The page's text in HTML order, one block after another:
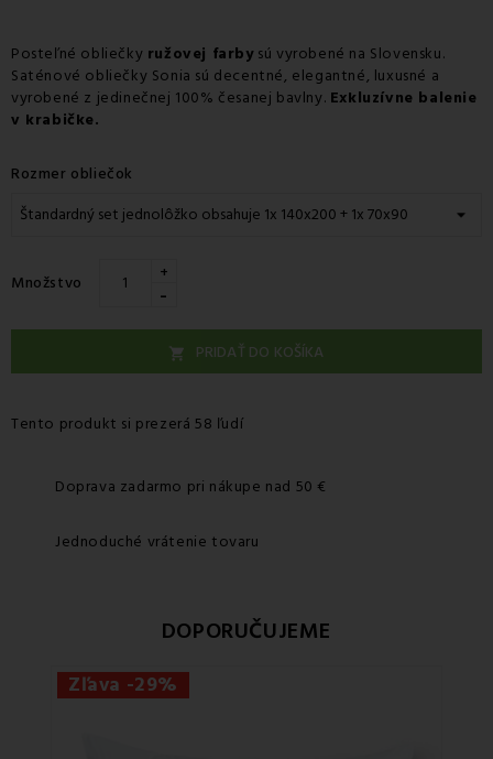
Pondelok 10.08 -Osobný odber v odbernom mieste
GLS
Posteľné obliečky ružovej farbysú vyrobené na Slovensku.
Saténové obliečky Sonia sú decentné, elegantné, luxusné a
vyrobené z jedinečnej 100% česanej bavlny. Exkluzívne balenie
v krabičke.
Rozmer obliečok
Množstvo +
-
 PRIDAŤ DO KOŠÍKA
Tento produkt si prezerá 58 ľudí
Doprava zadarmo pri nákupe nad 50 €
Jednoduché vrátenie tovaru
DOPORUČUJEME
Zľava -29%